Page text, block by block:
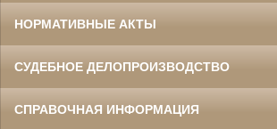
НОРМАТИВНЫЕ АКТЫ
СУДЕБНОЕ ДЕЛОПРОИЗВОДСТВО
СПРАВОЧНАЯ ИНФОРМАЦИЯ